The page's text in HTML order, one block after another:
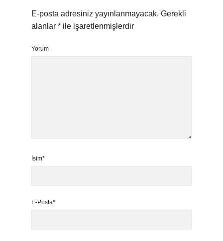
E-posta adresiniz yayınlanmayacak. Gerekli
alanlar * ile işaretlenmişlerdir
Yorum
İsim*
E-Posta*